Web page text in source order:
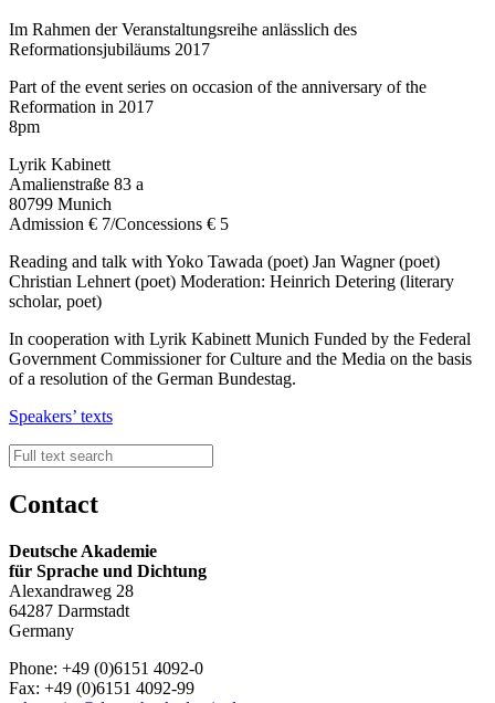
Im Rahmen der Veranstaltungsreihe anlässlich des
Reformationsjubiläums 2017
Part of the event series on occasion of the anniversary of the
Reformation in 2017
8pm
Lyrik Kabinett
Amalienstraße 83 a
80799 Munich
Admission € 7/Concessions € 5
Reading and talk with Yoko Tawada (poet) Jan Wagner (poet)
Christian Lehnert (poet) Moderation: Heinrich Detering (literary
scholar, poet)
In cooperation with Lyrik Kabinett Munich Funded by the Federal
Government Commissioner for Culture and the Media on the basis
of a resolution of the German Bundestag.
Speakers’ texts
Contact
Deutsche Akademie
für Sprache und Dichtung
Alexandraweg 28
64287 Darmstadt
Germany
Phone: +49 (0)6151 4092-0
Fax: +49 (0)6151 4092-99